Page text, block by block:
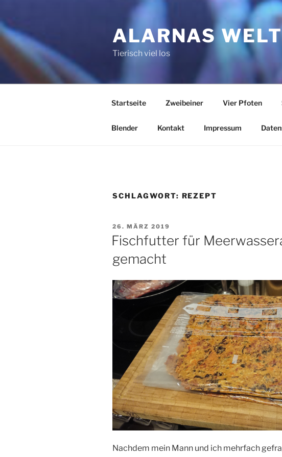
springen
ALARNAS WELT
Tierisch viel los
Startseite Zweibeiner Vier Pfoten
Blender Kontakt Impressum
SCHLAGWORT: REZEPT
VERÖFFENTLICHT
AM
26. MÄRZ 2019
Fischfutter für
gemacht
Nachdem mein Mann und ich mehrfach